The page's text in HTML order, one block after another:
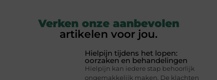
Verken onze aanbevolen
artikelen voor jou.
Hielpijn tijdens het lopen:
oorzaken en behandelingen
Hielpijn kan iedere stap behoorlijk
ongemakkelijk maken. De klachten